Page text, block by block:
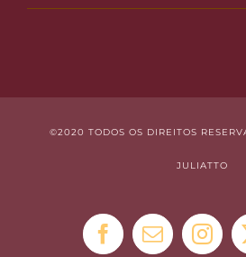
©2020 TODOS OS DIREITOS
JULIATTO
Facebook
E-